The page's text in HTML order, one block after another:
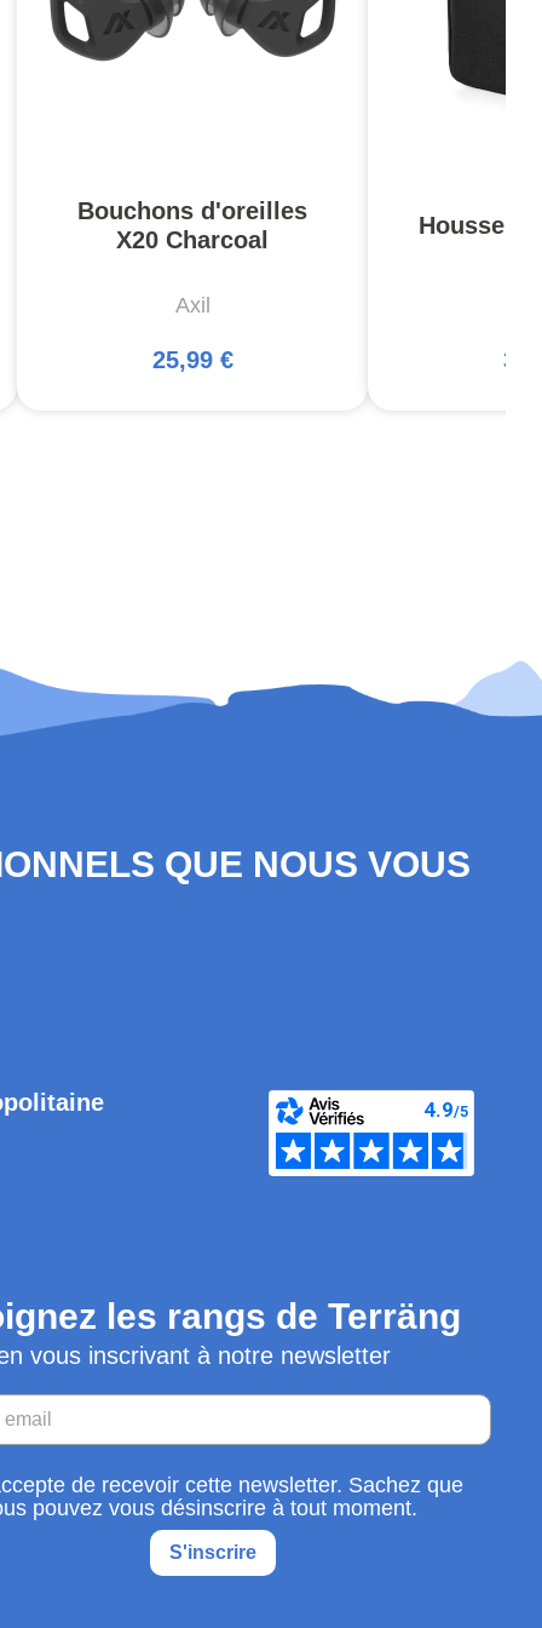
Bouchons d'oreilles
X20 Charcoal
Axil
25,99 €
Housse
QUE NOUS VOUS
les rangs de Terräng
vous inscrivant à notre newsletter
de recevoir cette newsletter. Sachez que
pouvez vous désinscrire à tout moment.
S'inscrire